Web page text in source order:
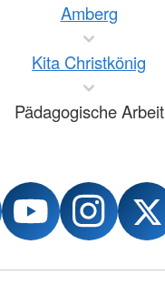
Amberg
Kita Christkönig
Pädagogische Arbeit